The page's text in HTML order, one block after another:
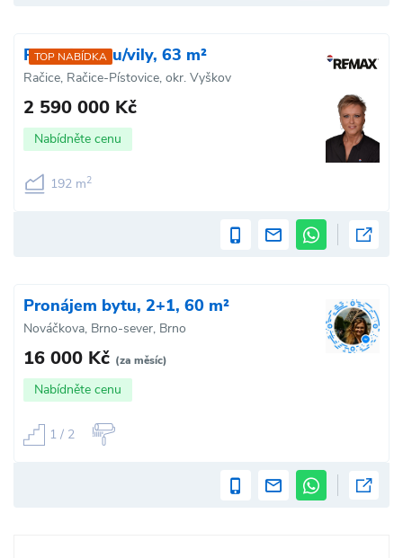
TOP NABÍDKA
Prodej domu/vily, 63 m²
Račice, Račice-Pístovice, okr. Vyškov
2 590 000 Kč
Nabídněte cenu
192 m2
Pronájem bytu, 2+1, 60 m²
Nováčkova, Brno-sever, Brno
16 000 Kč (za měsíc)
Nabídněte cenu
1 / 2